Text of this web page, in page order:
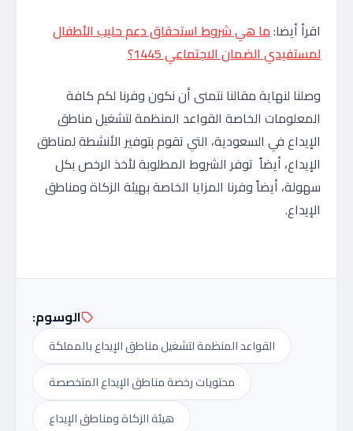
اقرأ أيضا:ما هي شروط استحقاق دعم حليب الأطفال
لمستفيدي الضمان الاجتماعي 1445؟
وصلنا لنهاية مقالنا نتمنى أن نكون وفرنا لكم كافة
المعلومات الخاصة القواعد المنظمة لتشغيل مناطق
الإيداع في السعودية، التي تقوم بتوفير الأنشطة لمناطق
الإيداع، أيضاً توفر الشروط المطلوبة لأخذ الرخص بكل
سهولة، أيضاً وفرنا المزايا الخاصة بهيئة الزكاة ومناطق
الإيداع.
الوسوم:
القواعد المنظمة لتشغيل مناطق الإيداع بالمملكة
محتويات رخصة مناطق الإيداع المتخصصة
هيئة الزكاة ومناطق الإيداع